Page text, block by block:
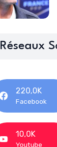
Réseaux
220,0K
Facebook
10,0K
Youtube